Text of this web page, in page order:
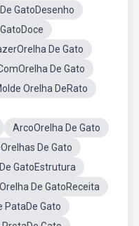
GatoDesenho
De Gato
De Gato
Orelha DeRato
ArcoOrelha De Gato
De Gato
GatoEstrutura
Orelha De GatoReceita
PataDe Gato